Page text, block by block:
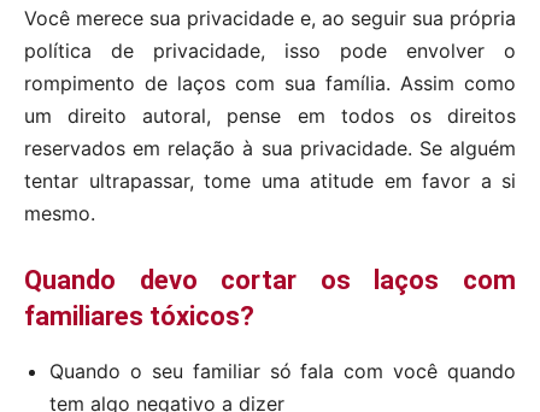
Você merece sua privacidade e, ao seguir sua própria
política de privacidade, isso pode envolver o
rompimento de laços com sua família. Assim como
um direito autoral, pense em todos os direitos
reservados em relação à sua privacidade. Se alguém
tentar ultrapassar, tome uma atitude em favor a si
mesmo.
Quando devo cortar os laços com
familiares tóxicos?
Quando o seu familiar só fala com você quando
tem algo negativo a dizer